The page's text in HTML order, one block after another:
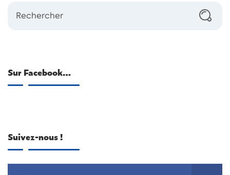
Sur Facebook…
Suivez-nous !